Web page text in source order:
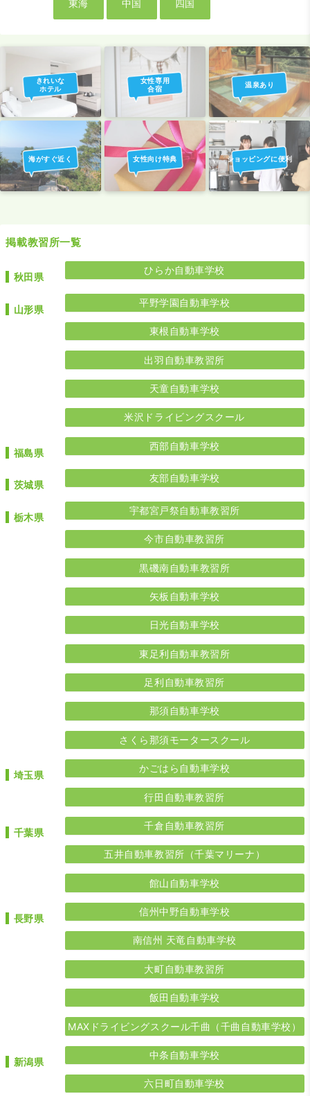
東海 中国 四国
きれいな
ホテル
女性専用
合宿
温泉あり
海がすぐ近く 女性向け特典 ショッピングに便利
掲載教習所一覧
秋田県
ひらか自動車学校
山形県
平野学園自動車学校
東根自動車学校
出羽自動車教習所
天童自動車学校
米沢ドライビングスクール
福島県
西部自動車学校
茨城県
友部自動車学校
栃木県
宇都宮戸祭自動車教習所
今市自動車教習所
黒磯南自動車教習所
矢板自動車学校
日光自動車学校
東足利自動車教習所
足利自動車教習所
那須自動車学校
さくら那須モータースクール
埼玉県
かごはら自動車学校
行田自動車教習所
千葉県
千倉自動車教習所
五井自動車教習所（千葉マリーナ）
館山自動車学校
長野県
信州中野自動車学校
南信州 天竜自動車学校
大町自動車教習所
飯田自動車学校
MAXドライビングスクール千曲（千曲自動車学校）
新潟県
中条自動車学校
六日町自動車学校